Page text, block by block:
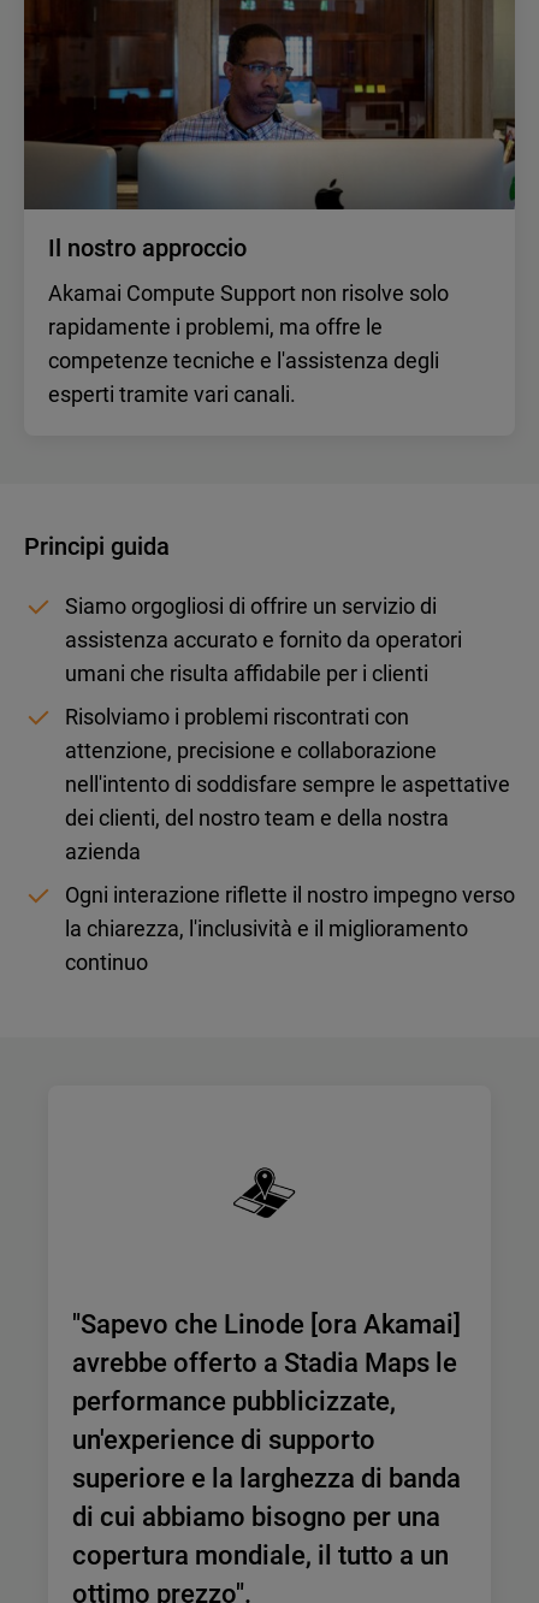
Il nostro approccio
Akamai Compute Support non risolve solo
rapidamente i problemi, ma offre le
competenze tecniche e l'assistenza degli
esperti tramite vari canali.
Principi guida
Siamo orgogliosi di offrire un servizio di
assistenza accurato e fornito da operatori
umani che risulta affidabile per i clienti
Risolviamo i problemi riscontrati con
attenzione, precisione e collaborazione
nell'intento di soddisfare sempre le aspettative
dei clienti, del nostro team e della nostra
azienda
Ogni interazione riflette il nostro impegno verso
la chiarezza, l'inclusività e il miglioramento
continuo
"Sapevo che Linode [ora Akamai]
avrebbe offerto a Stadia Maps le
performance pubblicizzate,
un'experience di supporto
superiore e la larghezza di banda
di cui abbiamo bisogno per una
copertura mondiale, il tutto a un
ottimo prezzo".